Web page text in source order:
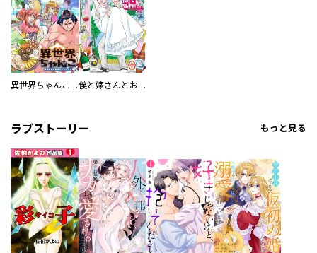
異世界ちゃんこ～横綱目前に召喚されたんだが～ 【連載版】 僕と嫁さんとお酒の関係
ラブストーリー もっと見る